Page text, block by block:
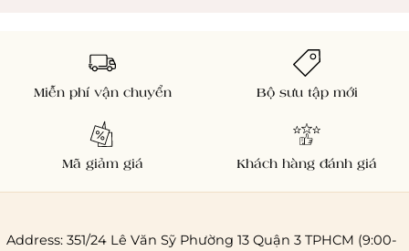
Miễn phí vận chuyển Bộ sưu tập mới
Mã giảm giá Khách hàng đánh giá
Address: 351/24 Lê Văn Sỹ Phường 13 Quận 3 TPHCM (9:00-